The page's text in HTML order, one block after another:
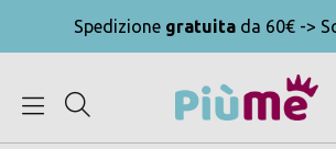
Spedizione gratuita da 60€ ->